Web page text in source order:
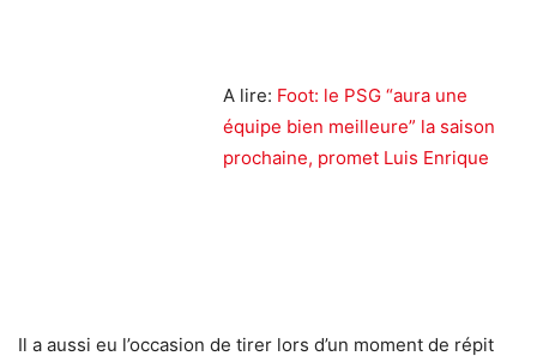
A lire: Foot: le PSG “aura une
équipe bien meilleure” la saison
prochaine, promet Luis Enrique
Il a aussi eu l’occasion de tirer lors d’un moment de répit